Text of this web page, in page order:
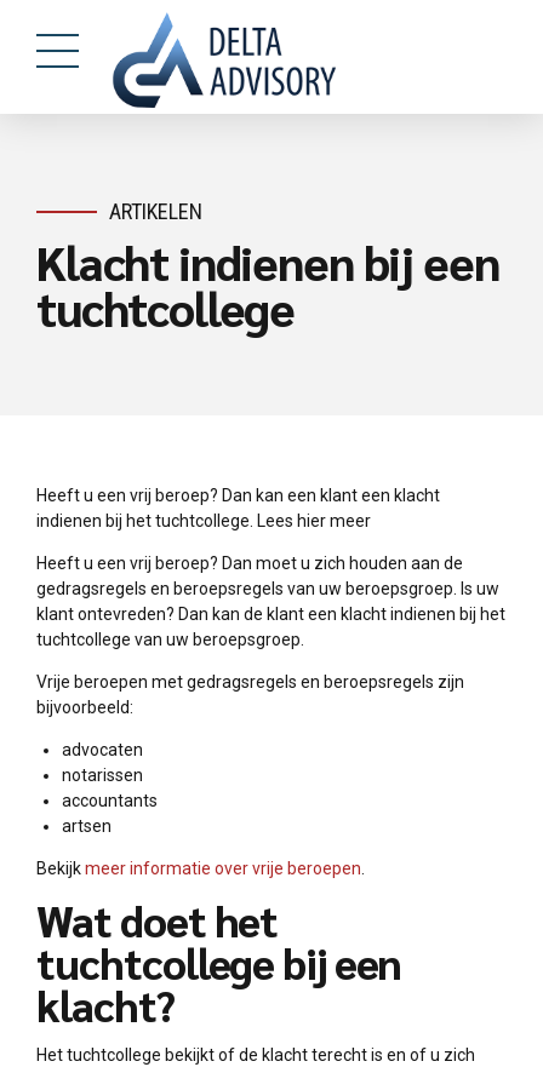
ARTIKELEN
Klacht indienen bij een
tuchtcollege
Heeft u een vrij beroep? Dan kan een klant een klacht
indienen bij het tuchtcollege. Lees hier meer
Heeft u een vrij beroep? Dan moet u zich houden aan de
gedragsregels en beroepsregels van uw beroepsgroep. Is uw
klant ontevreden? Dan kan de klant een klacht indienen bij het
tuchtcollege van uw beroepsgroep.
Vrije beroepen met gedragsregels en beroepsregels zijn
bijvoorbeeld:
advocaten
notarissen
accountants
artsen
Bekijkmeer informatie over vrije beroepen
Wat doet het
tuchtcollege bij een
klacht?
Het tuchtcollege bekijkt of de klacht terecht is en of u zich